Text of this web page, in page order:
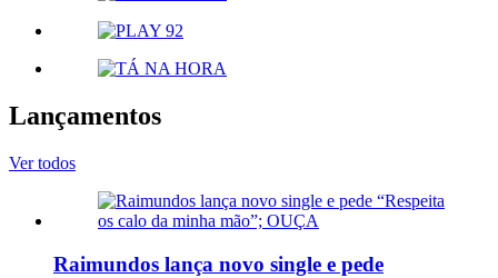
Lançamentos
Ver todos
Raimundos lança novo single e pede